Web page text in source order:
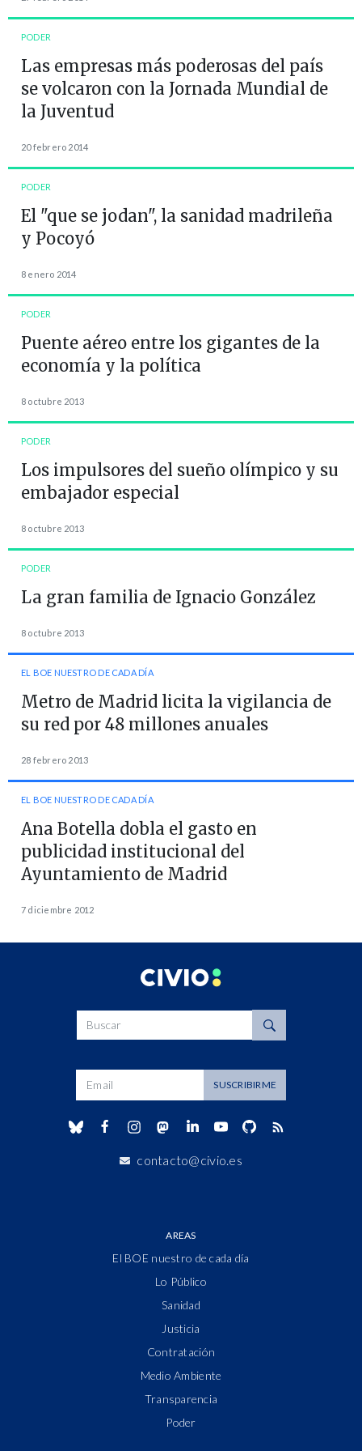
PODER
Las empresas más poderosas del país
se volcaron con la Jornada Mundial de
la Juventud
20 febrero 2014
PODER
El "que se jodan", la sanidad madrileña
y Pocoyó
8 enero 2014
PODER
Puente aéreo entre los gigantes de la
economía y la política
8 octubre 2013
PODER
Los impulsores del sueño olímpico y su
embajador especial
8 octubre 2013
PODER
La gran familia de Ignacio González
8 octubre 2013
EL BOE NUESTRO DE CADA DÍA
Metro de Madrid licita la vigilancia de
su red por 48 millones anuales
28 febrero 2013
EL BOE NUESTRO DE CADA DÍA
Ana Botella dobla el gasto en
publicidad institucional del
Ayuntamiento de Madrid
7 diciembre 2012
Buscar
Dirección de correo SUSCRIBIRME
contacto@civio.es
AREAS
El BOE nuestro de cada día
Lo Público
Sanidad
Justicia
Contratación
Medio Ambiente
Transparencia
Poder